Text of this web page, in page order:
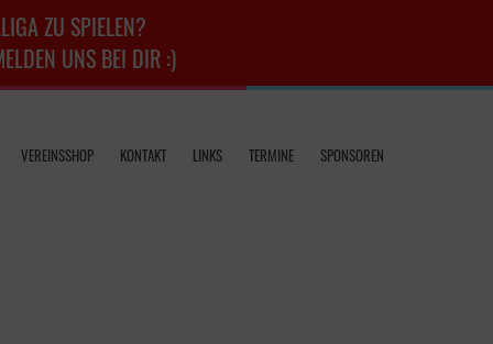
ZU SPIELEN?
UNS BEI DIR :)
VEREINSSHOP KONTAKT LINKS TERMINE SPONSOREN